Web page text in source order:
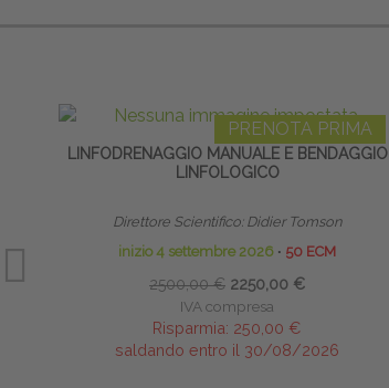
PRENOTA PRIMA
LINFODRENAGGIO MANUALE E BENDAGGIO
LINFOLOGICO
Direttore Scientifico: Didier Tomson
inizio 4 settembre 2026 ∙ 50 ECM
2500,00 € 2250,00 €
IVA compresa
Risparmia: 250,00 €
saldando entro il 30/08/2026